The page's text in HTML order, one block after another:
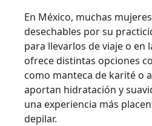
En México, muchas
desechables por su
para llevarlos de viaje o en
ofrece distintas opciones
como manteca de karité o
aportan hidratación y
una experiencia más
depilar.